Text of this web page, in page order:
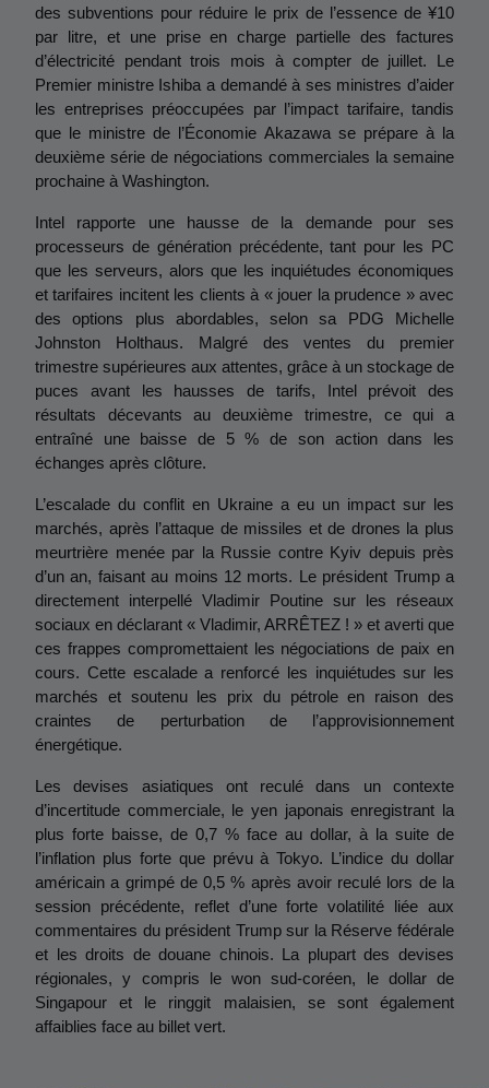
des subventions pour réduire le prix de l’essence de ¥10
par litre, et une prise en charge partielle des factures
d’électricité pendant trois mois à compter de juillet. Le
Premier ministre Ishiba a demandé à ses ministres d’aider
les entreprises préoccupées par l’impact tarifaire, tandis
que le ministre de l’Économie Akazawa se prépare à la
deuxième série de négociations commerciales la semaine
prochaine à Washington.
Intel rapporte une hausse de la demande pour ses
processeurs de génération précédente, tant pour les PC
que les serveurs, alors que les inquiétudes économiques
et tarifaires incitent les clients à « jouer la prudence » avec
des options plus abordables, selon sa PDG Michelle
Johnston Holthaus. Malgré des ventes du premier
trimestre supérieures aux attentes, grâce à un stockage de
puces avant les hausses de tarifs, Intel prévoit des
résultats décevants au deuxième trimestre, ce qui a
entraîné une baisse de 5 % de son action dans les
échanges après clôture.
L’escalade du conflit en Ukraine a eu un impact sur les
marchés, après l’attaque de missiles et de drones la plus
meurtrière menée par la Russie contre Kyiv depuis près
d’un an, faisant au moins 12 morts. Le président Trump a
directement interpellé Vladimir Poutine sur les réseaux
sociaux en déclarant « Vladimir, ARRÊTEZ ! » et averti que
ces frappes compromettaient les négociations de paix en
cours. Cette escalade a renforcé les inquiétudes sur les
marchés et soutenu les prix du pétrole en raison des
craintes de perturbation de l’approvisionnement
énergétique.
Les devises asiatiques ont reculé dans un contexte
d’incertitude commerciale, le yen japonais enregistrant la
plus forte baisse, de 0,7 % face au dollar, à la suite de
l’inflation plus forte que prévu à Tokyo. L’indice du dollar
américain a grimpé de 0,5 % après avoir reculé lors de la
session précédente, reflet d’une forte volatilité liée aux
commentaires du président Trump sur la Réserve fédérale
et les droits de douane chinois. La plupart des devises
régionales, y compris le won sud-coréen, le dollar de
Singapour et le ringgit malaisien, se sont également
affaiblies face au billet vert.